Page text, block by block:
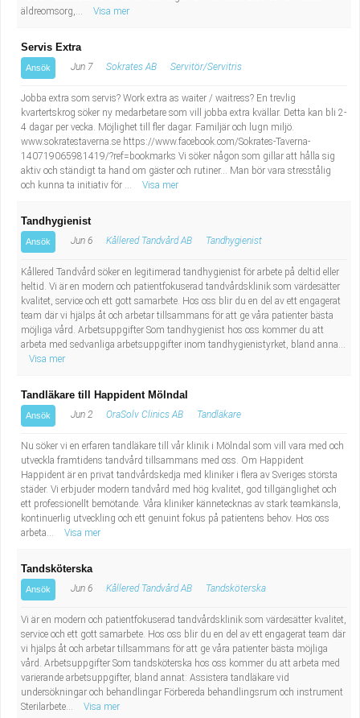
äldreomsorg,...
Visa mer
Servis Extra
Ansök Jun 7 Sokrates AB Servitör/Servitris
Jobba extra som servis? Work extra as waiter / waitress? En trevlig
kvartertskrog söker ny medarbetare som vill jobba extra kvällar. Detta kan bli 2-
4 dagar per vecka. Möjlighet till fler dagar. Familjär och lugn miljö.
www.sokratestaverna.se https://www.facebook.com/Sokrates-Taverna-
140719065981419/?ref=bookmarks Vi söker någon som gillar att hålla sig
aktiv och ständigt ta hand om gäster och rutiner... Man bör vara stresstålig
och kunna ta initiativ för ...
Visa mer
Tandhygienist
Ansök Jun 6 Kållered Tandvård AB Tandhygienist
Kållered Tandvård söker en legitimerad tandhygienist för arbete på deltid eller
heltid. Vi är en modern och patientfokuserad tandvårdsklinik som värdesätter
kvalitet, service och ett gott samarbete. Hos oss blir du en del av ett engagerat
team där vi hjälps åt och arbetar tillsammans för att ge våra patienter bästa
möjliga vård. Arbetsuppgifter Som tandhygienist hos oss kommer du att
arbeta med sedvanliga arbetsuppgifter inom tandhygienistyrket, bland anna...
Visa mer
Tandläkare till Happident Mölndal
Ansök Jun 2 OraSolv Clinics AB Tandläkare
Nu söker vi en erfaren tandläkare till vår klinik i Mölndal som vill vara med och
utveckla framtidens tandvård tillsammans med oss. Om Happident
Happident är en privat tandvårdskedja med kliniker i flera av Sveriges största
städer. Vi erbjuder modern tandvård med hög kvalitet, god tillgänglighet och
ett professionellt bemötande. Våra kliniker kännetecknas av stark teamkänsla,
kontinuerlig utveckling och ett genuint fokus på patientens behov. Hos oss
arbeta...
Visa mer
Tandsköterska
Ansök Jun 6 Kållered Tandvård AB Tandsköterska
Vi är en modern och patientfokuserad tandvårdsklinik som värdesätter kvalitet,
service och ett gott samarbete. Hos oss blir du en del av ett engagerat team där
vi hjälps åt och arbetar tillsammans för att ge våra patienter bästa möjliga
vård. Arbetsuppgifter Som tandsköterska hos oss kommer du att arbeta med
varierande arbetsuppgifter, bland annat: Assistera tandläkare vid
undersökningar och behandlingar Förbereda behandlingsrum och instrument
Sterilarbete...
Visa mer